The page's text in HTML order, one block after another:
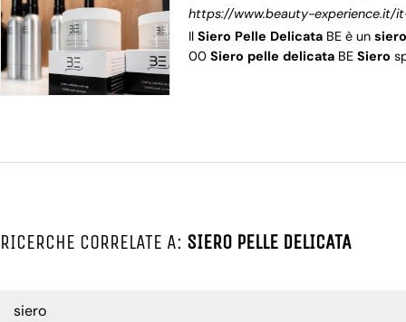
https://www.beauty-experience.it/
IlSiero Pelle Delicata BE è un
00Siero pelle delicata BESiero
RICERCHE CORRELATE A: SIERO PELLE DELICATA
siero